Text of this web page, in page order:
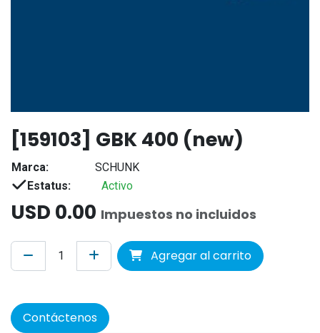
[159103] GBK 400 (new)
Marca:
SCHUNK
Estatus:
Activo
USD 0.00 Impuestos no incluidos
Agregar al carrito
Contáctenos